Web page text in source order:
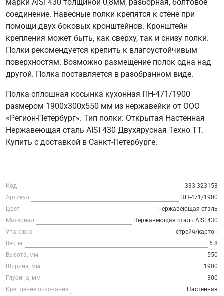
марки AISI 430 толщиной 0,8мм, разборная, болтовое
соединение. Навесные полки крепятся к стене при
помощи двух боковых кронштейнов. Кронштейн
крепления может быть, как сверху, так и снизу полки.
Полки рекомендуется крепить к влагоустойчивым
поверхностям. Возможно размещение полок одна над
другой. Полка поставляется в разобранном виде.
Полка сплошная косынка кухонная ПН-471/1900
размером 1900х300х550 мм из нержавейки от ООО
«Регион-Петербург». Тип полки: Открытая Настенная
Нержавеющая сталь AISI 430 Двухярусная Техно ТТ.
Купить с доставкой в Санкт-Петербурге.
Код
333-323153
Артикул
ПН-471/1900
Цвет
нержавеющая сталь
Материал
Нержавеющая сталь AISI 430
Упаковка
стрейч/картон
Вес, кг
6.8
Высота, мм
550
Ширина, мм
1900
Глубина, мм
300
Крепление основания
Настенная